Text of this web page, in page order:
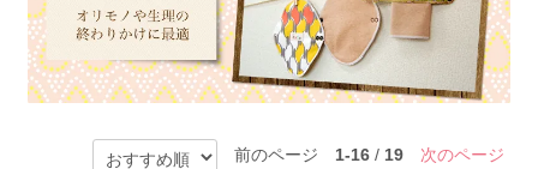
前のページ 1-16/ 19 次のページ